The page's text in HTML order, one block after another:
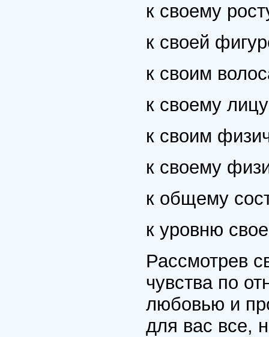
к своему
к своей
к своим
к своему
к своим
к своему
к общему
к уровню
Рассмотрев
чувства по
любовью и
для вас все,